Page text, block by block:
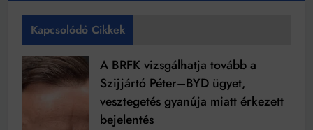
Kapcsolódó Cikkek
A BRFK vizsgálhatja tovább a
Szijjártó Péter–BYD ügyet,
vesztegetés gyanúja miatt érkezett
bejelentés